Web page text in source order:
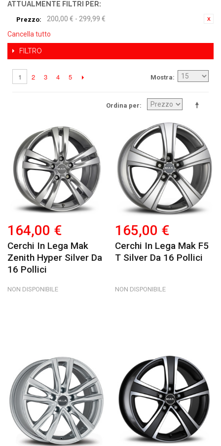
ATTUALMENTE FILTRI PER:
Prezzo:
200,00 € - 299,99 €
Cancella tutto
FILTRO
Mostra
1 2 3 4 5
Ordina per
164,00 €
Cerchi In Lega Mak
Zenith Hyper Silver Da
16 Pollici
NON DISPONIBILE
165,00 €
Cerchi In Lega Mak F5
T Silver Da 16 Pollici
NON DISPONIBILE